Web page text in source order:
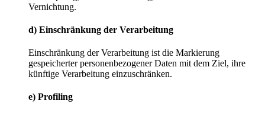
Vernichtung.
d) Einschränkung der Verarbeitung
Einschränkung der Verarbeitung ist die Markierung
gespeicherter personenbezogener Daten mit dem Ziel, ihre
künftige Verarbeitung einzuschränken.
e) Profiling